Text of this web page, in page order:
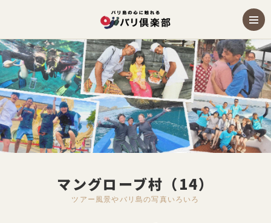
マングローブ村（14）
ツアー風景やバリ島の写真いろいろ